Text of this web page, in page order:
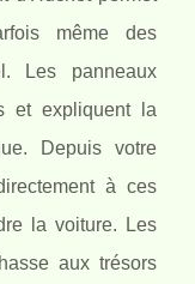
même des
Les panneaux
et expliquent la
Depuis votre
à ces
la voiture. Les
aux trésors